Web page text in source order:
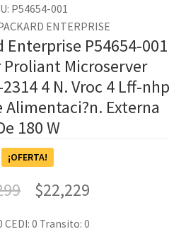
P54654-001
ENTERPRISE
Enterprise P54654-001
Proliant Microserver
4 N. Vroc 4 Lff-nhp
Alimentaci?n. Externa
180 W
¡OFERTA!
$22,229
CEDI: 0 Transito: 0